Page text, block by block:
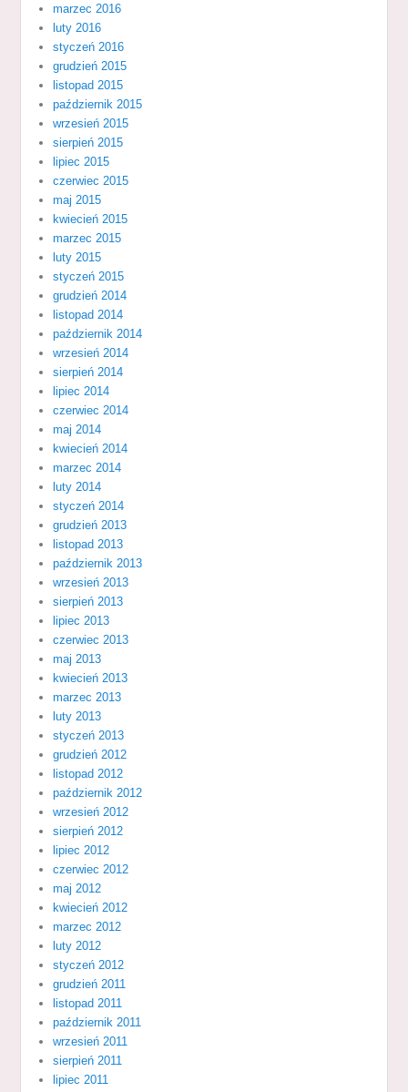
marzec 2016
luty 2016
styczeń 2016
grudzień 2015
listopad 2015
październik 2015
wrzesień 2015
sierpień 2015
lipiec 2015
czerwiec 2015
maj 2015
kwiecień 2015
marzec 2015
luty 2015
styczeń 2015
grudzień 2014
listopad 2014
październik 2014
wrzesień 2014
sierpień 2014
lipiec 2014
czerwiec 2014
maj 2014
kwiecień 2014
marzec 2014
luty 2014
styczeń 2014
grudzień 2013
listopad 2013
październik 2013
wrzesień 2013
sierpień 2013
lipiec 2013
czerwiec 2013
maj 2013
kwiecień 2013
marzec 2013
luty 2013
styczeń 2013
grudzień 2012
listopad 2012
październik 2012
wrzesień 2012
sierpień 2012
lipiec 2012
czerwiec 2012
maj 2012
kwiecień 2012
marzec 2012
luty 2012
styczeń 2012
grudzień 2011
listopad 2011
październik 2011
wrzesień 2011
sierpień 2011
lipiec 2011